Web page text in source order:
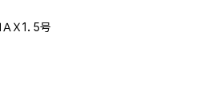
Ｘ1．5号